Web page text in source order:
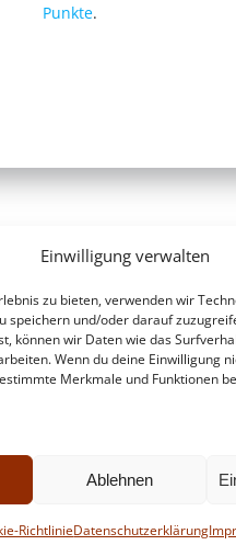
Einwilligung verwalten
zu bieten, verwenden wir
speichern und/oder darauf
können wir Daten wie das
Wenn du deine Einwilligung
Merkmale und Funktionen
Ablehnen
RichtlinieDatenschutzerklärung
Punkte.